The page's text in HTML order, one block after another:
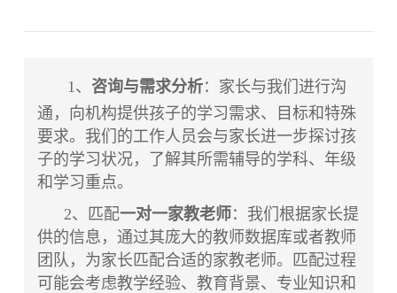
1、 咨询与需求分析：家长与我们进行沟
通，向机构提供孩子的学习需求、目标和特殊
要求。我们的工作人员会与家长进一步探讨孩
子的学习状况，了解其所需辅导的学科、年级
和学习重点。
2、匹配一对一家教老师 ：我们根据家长提
供的信息，通过其庞大的教师数据库或者教师
团队，为家长匹配合适的家教老师。匹配过程
可能会考虑教学经验、教育背景、专业知识和